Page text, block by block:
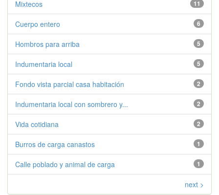
11
Mixtecos
6
Cuerpo entero
5
Hombros para arriba
5
Indumentaria local
2
Fondo vista parcial casa habitación
2
Indumentaria local con sombrero y...
2
Vida cotidiana
1
Burros de carga canastos
1
Calle poblado y animal de carga
next >